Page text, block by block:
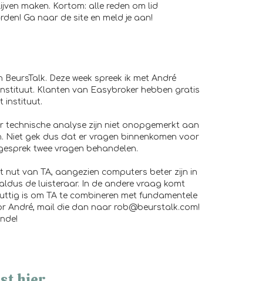
maken. Kortom: alle reden om lid
Ga naar de site en meld je aan!
Deze week spreek ik met André
Klanten van Easybroker hebben gratis
instituut.
technische analyse zijn niet onopgemerkt aan
Niet gek dus dat er vragen binnenkomen voor
twee vragen behandelen.
nut van TA, aangezien computers beter zijn in
de luisteraar. In de andere vraag komt
is om TA te combineren met fundamentele
André, mail die dan naar rob@beurstalk.com!